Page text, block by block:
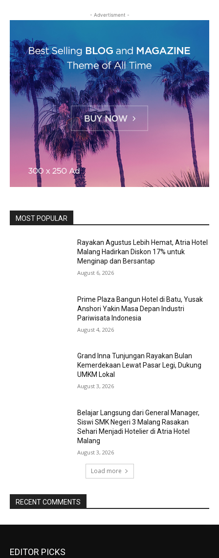
- Advertisment -
MOST POPULAR
Rayakan Agustus Lebih Hemat, Atria Hotel
Malang Hadirkan Diskon 17% untuk
Menginap dan Bersantap
August 6, 2026
Prime Plaza Bangun Hotel di Batu, Yusak
Anshori Yakin Masa Depan Industri
Pariwisata Indonesia
August 4, 2026
Grand Inna Tunjungan Rayakan Bulan
Kemerdekaan Lewat Pasar Legi, Dukung
UMKM Lokal
August 3, 2026
Belajar Langsung dari General Manager,
Siswi SMK Negeri 3 Malang Rasakan
Sehari Menjadi Hotelier di Atria Hotel
Malang
August 3, 2026
Load more
RECENT COMMENTS
EDITOR PICKS